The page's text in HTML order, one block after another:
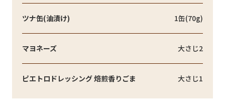
ツナ缶(油漬け) 1缶(70g)
マヨネーズ 大さじ2
ピエトロドレッシング 焙煎香りごま 大さじ1